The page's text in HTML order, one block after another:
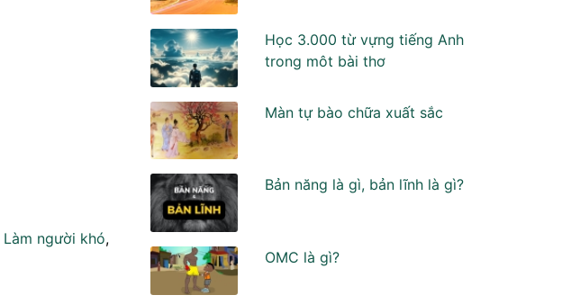
Làm người khó,
Học 3.000 từ vựng tiếng Anh
trong môt bài thơ
Màn tự bào chữa xuất sắc
Bản năng là gì, bản lĩnh là gì?
OMC là gì?